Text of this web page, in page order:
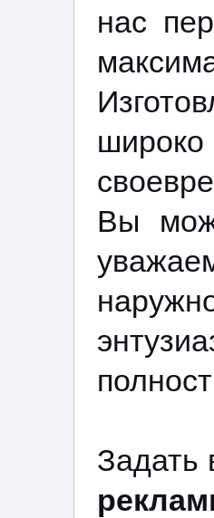
нас
Вы
Задать